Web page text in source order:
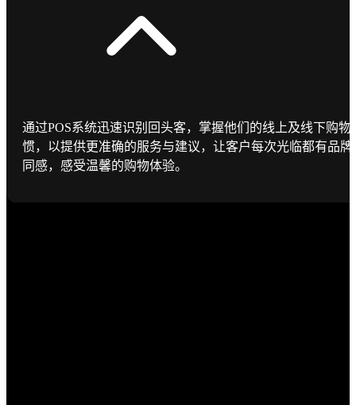
通过POS系统迅速识别回头客，掌握他们的线上及线下购物
惯，以提供更准确的服务与建议，让客户每次光临都有品牌
同感，感受温馨的购物体验。